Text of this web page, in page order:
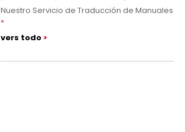
Nuestro Servicio de Traducción de Manuales
vers todo